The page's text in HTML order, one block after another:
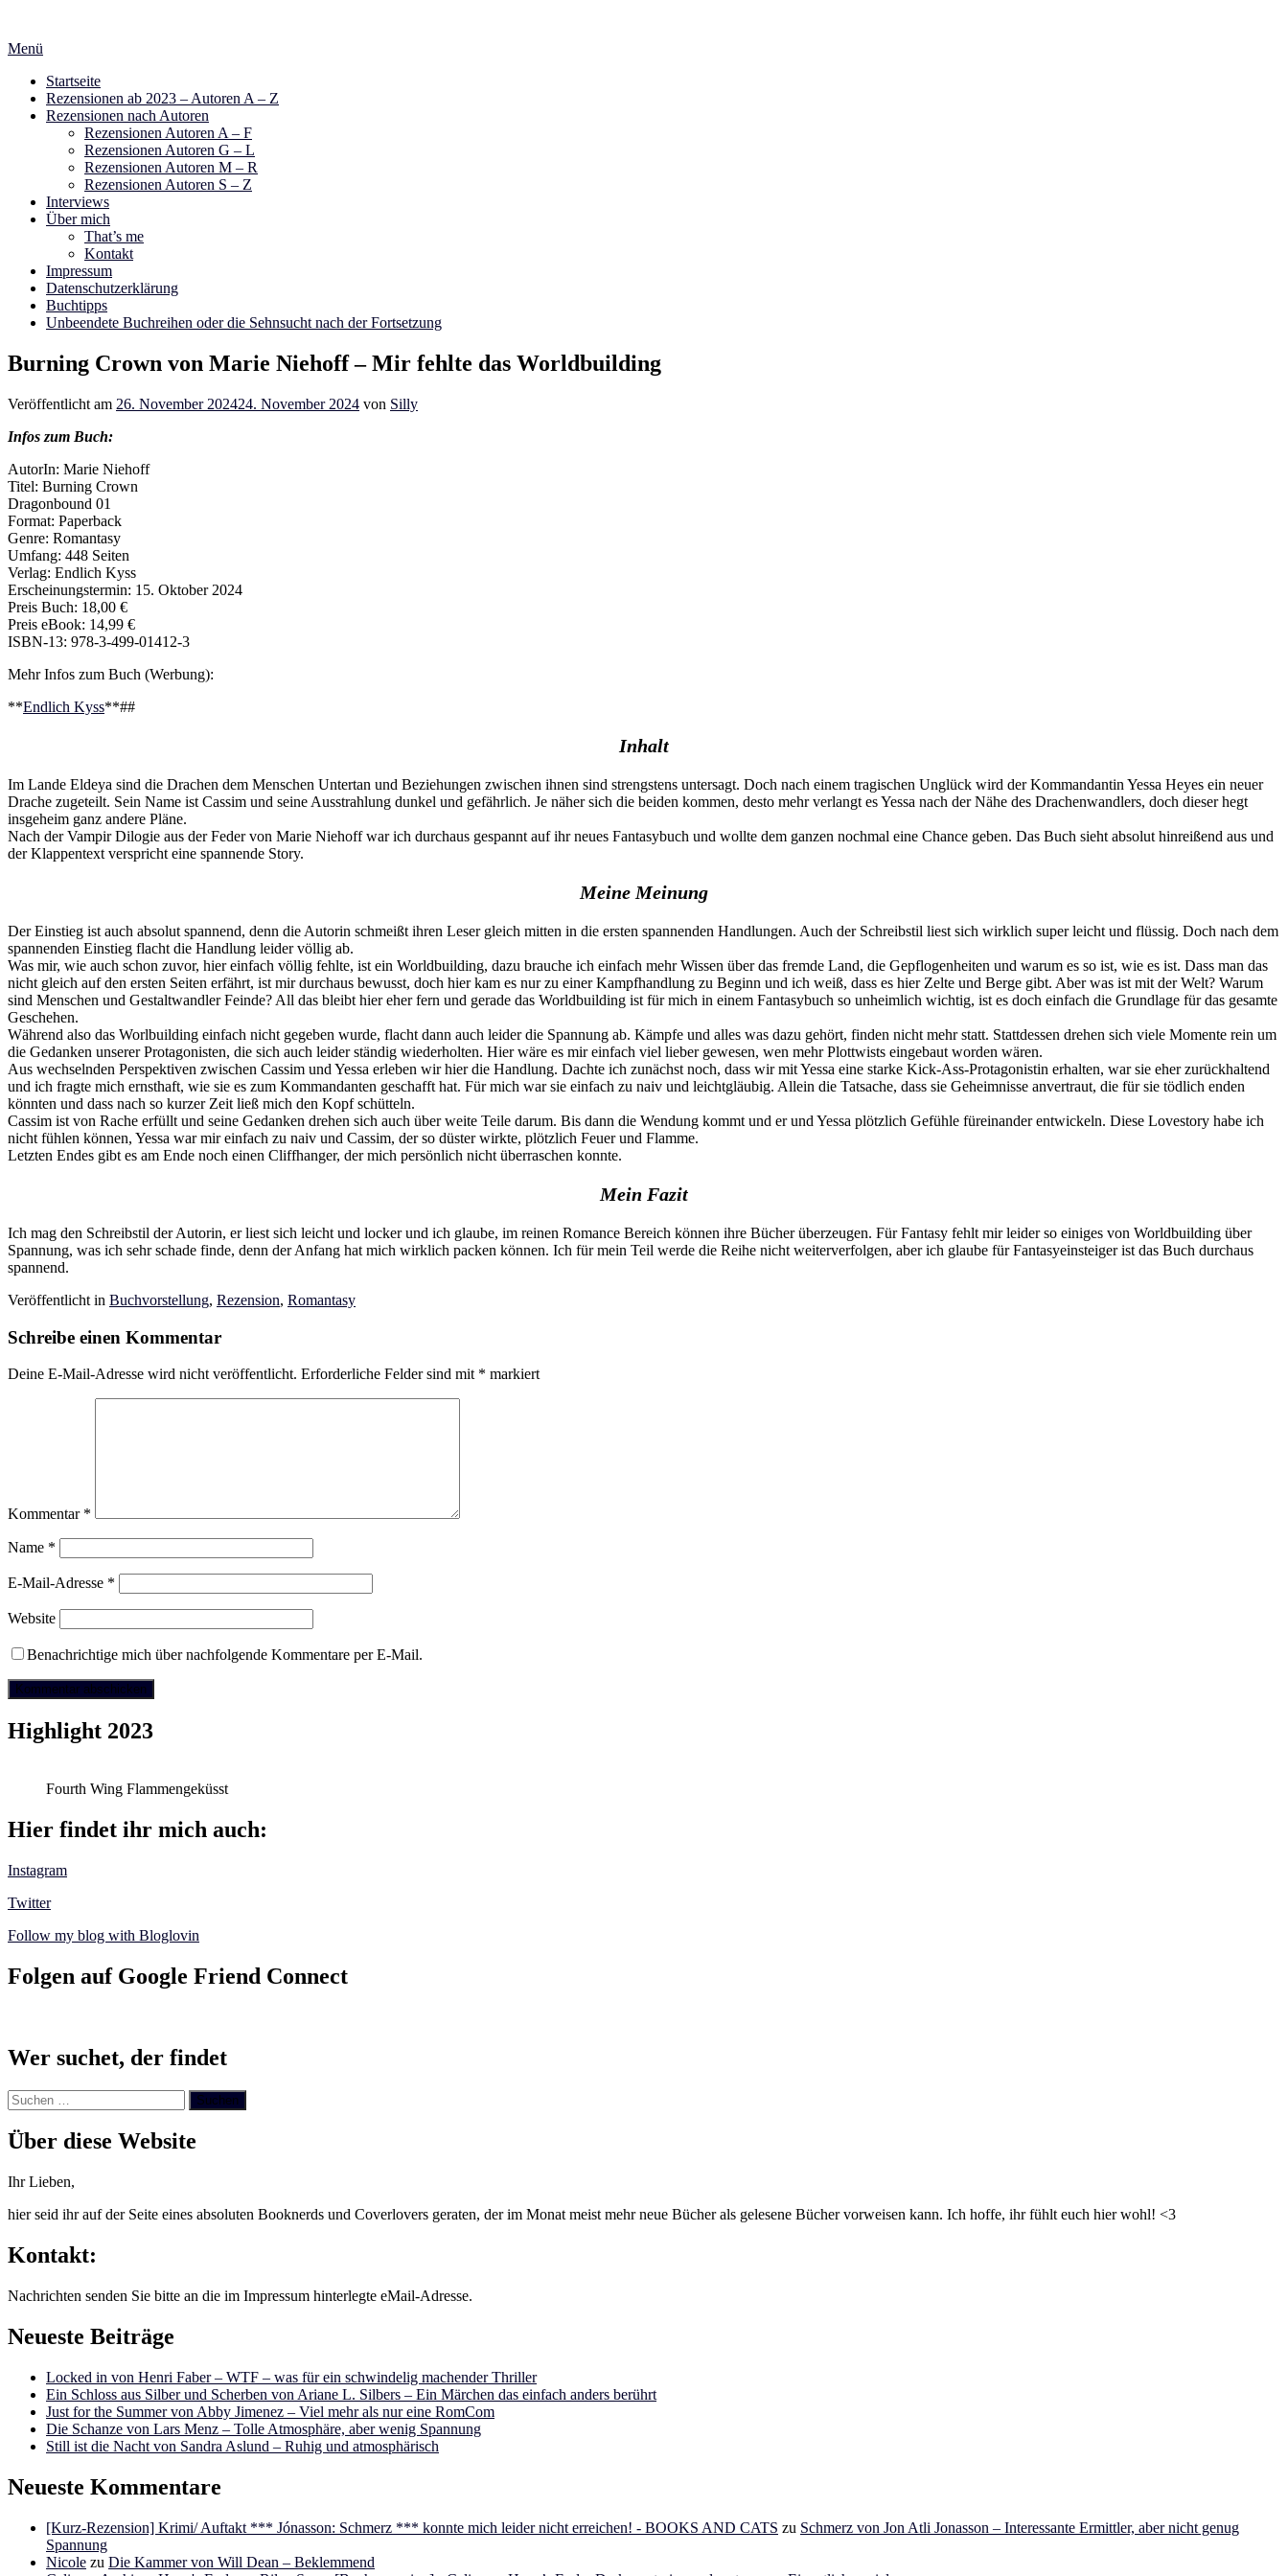
springen
Menü
Startseite
Rezensionen ab 2023 – Autoren A – Z
Rezensionen nach Autoren
Rezensionen Autoren A – F
Rezensionen Autoren G – L
Rezensionen Autoren M – R
Rezensionen Autoren S – Z
Interviews
Über mich
That’s me
Kontakt
Impressum
Datenschutzerklärung
Buchtipps
Unbeendete Buchreihen oder die Sehnsucht nach der Fortsetzung
Burning Crown von Marie Niehoff – Mir fehlte das Worldbuilding
Veröffentlicht am 26. November 202424. November 2024 von Silly
Infos zum Buch:
AutorIn: Marie Niehoff
Titel: Burning Crown
Dragonbound 01
Format: Paperback
Genre: Romantasy
Umfang: 448 Seiten
Verlag: Endlich Kyss
Erscheinungstermin: 15. Oktober 2024
Preis Buch: 18,00 €
Preis eBook: 14,99 €
ISBN-13: 978-3-499-01412-3
Mehr Infos zum Buch (Werbung):
**Endlich Kyss**##
Inhalt
Im Lande Eldeya sind die Drachen dem Menschen Untertan und Beziehungen zwischen ihnen sind strengstens untersagt. Doch nach einem tragischen Unglück wird der Kommandantin Yessa Heyes ein neuer
Drache zugeteilt. Sein Name ist Cassim und seine Ausstrahlung dunkel und gefährlich. Je näher sich die beiden kommen, desto mehr verlangt es Yessa nach der Nähe des Drachenwandlers, doch dieser hegt
insgeheim ganz andere Pläne.
Nach der Vampir Dilogie aus der Feder von Marie Niehoff war ich durchaus gespannt auf ihr neues Fantasybuch und wollte dem ganzen nochmal eine Chance geben. Das Buch sieht absolut hinreißend aus und
der Klappentext verspricht eine spannende Story.
Meine Meinung
Der Einstieg ist auch absolut spannend, denn die Autorin schmeißt ihren Leser gleich mitten in die ersten spannenden Handlungen. Auch der Schreibstil liest sich wirklich super leicht und flüssig. Doch nach dem
spannenden Einstieg flacht die Handlung leider völlig ab.
Was mir, wie auch schon zuvor, hier einfach völlig fehlte, ist ein Worldbuilding, dazu brauche ich einfach mehr Wissen über das fremde Land, die Gepflogenheiten und warum es so ist, wie es ist. Dass man das
nicht gleich auf den ersten Seiten erfährt, ist mir durchaus bewusst, doch hier kam es nur zu einer Kampfhandlung zu Beginn und ich weiß, dass es hier Zelte und Berge gibt. Aber was ist mit der Welt? Warum
sind Menschen und Gestaltwandler Feinde? All das bleibt hier eher fern und gerade das Worldbuilding ist für mich in einem Fantasybuch so unheimlich wichtig, ist es doch einfach die Grundlage für das gesamte
Geschehen.
Während also das Worlbuilding einfach nicht gegeben wurde, flacht dann auch leider die Spannung ab. Kämpfe und alles was dazu gehört, finden nicht mehr statt. Stattdessen drehen sich viele Momente rein um
die Gedanken unserer Protagonisten, die sich auch leider ständig wiederholten. Hier wäre es mir einfach viel lieber gewesen, wen mehr Plottwists eingebaut worden wären.
Aus wechselnden Perspektiven zwischen Cassim und Yessa erleben wir hier die Handlung. Dachte ich zunächst noch, dass wir mit Yessa eine starke Kick-Ass-Protagonistin erhalten, war sie eher zurückhaltend
und ich fragte mich ernsthaft, wie sie es zum Kommandanten geschafft hat. Für mich war sie einfach zu naiv und leichtgläubig. Allein die Tatsache, dass sie Geheimnisse anvertraut, die für sie tödlich enden
könnten und dass nach so kurzer Zeit ließ mich den Kopf schütteln.
Cassim ist von Rache erfüllt und seine Gedanken drehen sich auch über weite Teile darum. Bis dann die Wendung kommt und er und Yessa plötzlich Gefühle füreinander entwickeln. Diese Lovestory habe ich
nicht fühlen können, Yessa war mir einfach zu naiv und Cassim, der so düster wirkte, plötzlich Feuer und Flamme.
Letzten Endes gibt es am Ende noch einen Cliffhanger, der mich persönlich nicht überraschen konnte.
Mein Fazit
Ich mag den Schreibstil der Autorin, er liest sich leicht und locker und ich glaube, im reinen Romance Bereich können ihre Bücher überzeugen. Für Fantasy fehlt mir leider so einiges von Worldbuilding über
Spannung, was ich sehr schade finde, denn der Anfang hat mich wirklich packen können. Ich für mein Teil werde die Reihe nicht weiterverfolgen, aber ich glaube für Fantasyeinsteiger ist das Buch durchaus
spannend.
Veröffentlicht in Buchvorstellung, Rezension, Romantasy
Schreibe einen Kommentar
Deine E-Mail-Adresse wird nicht veröffentlicht. Erforderliche Felder sind mit * markiert
Kommentar *
Name *
E-Mail-Adresse *
Website
Benachrichtige mich über nachfolgende Kommentare per E-Mail.
Highlight 2023
Fourth Wing Flammengeküsst
Hier findet ihr mich auch:
Instagram
Twitter
Follow my blog with Bloglovin
Folgen auf Google Friend Connect
Wer suchet, der findet
Suchen
nach:
Über diese Website
Ihr Lieben,
hier seid ihr auf der Seite eines absoluten Booknerds und Coverlovers geraten, der im Monat meist mehr neue Bücher als gelesene Bücher vorweisen kann. Ich hoffe, ihr fühlt euch hier wohl! <3
Kontakt:
Nachrichten senden Sie bitte an die im Impressum hinterlegte eMail-Adresse.
Neueste Beiträge
Locked in von Henri Faber – WTF – was für ein schwindelig machender Thriller
Ein Schloss aus Silber und Scherben von Ariane L. Silbers – Ein Märchen das einfach anders berührt
Just for the Summer von Abby Jimenez – Viel mehr als nur eine RomCom
Die Schanze von Lars Menz – Tolle Atmosphäre, aber wenig Spannung
Still ist die Nacht von Sandra Aslund – Ruhig und atmosphärisch
Neueste Kommentare
[Kurz-Rezension] Krimi/ Auftakt *** Jónasson: Schmerz *** konnte mich leider nicht erreichen! - BOOKS AND CATS zu Schmerz von Jon Atli Jonasson – Interessante Ermittler, aber nicht genug
Spannung
Nicole zu Die Kammer von Will Dean – Beklemmend